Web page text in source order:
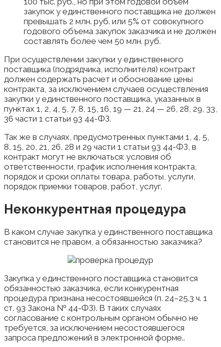
закупок у единственного поставщика не должен
превышать 2 млн. руб. или 5% от совокупного
годового объема закупок заказчика и не должен
составлять более чем 50 млн. руб.
При осуществлении закупки у единственного
поставщика (подрядчика, исполнителя) контракт
должен содержать расчет и обоснование цены
контракта, за исключением случаев осуществления
закупки у единственного поставщика, указанных в
пунктах 1, 2, 4, 5, 7, 8, 15, 16, 19 — 21, 24 — 26, 28, 29, 33,
36 части 1 статьи 93 44-ФЗ.
Так же в случаях, предусмотренных пунктами 1, 4, 5,
8, 15, 20, 21, 26, 28 и 29 части 1 статьи 93 44-ФЗ, в
контракт могут не включаться: условия об
ответственности, график исполнения контракта,
порядок и сроки оплаты товара, работы, услуги,
порядок приемки товаров, работ, услуг.
Неконкурентная процедура
В каком случае закупка у единственного поставщика
становится не правом, а обязанностью заказчика?
Закупка у единственного поставщика становится
обязанностью заказчика, если конкурентная
процедура признана несостоявшейся (п. 24–25.3 ч. 1
ст. 93 Закона № 44-ФЗ). В таких случаях
согласование с контрольным органом обычно не
требуется, за исключением несостоявшегося
запроса предложений в электронной форме..